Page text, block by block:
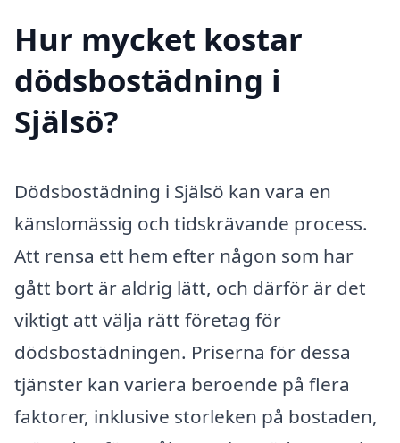
Hur mycket kostar
dödsbostädning i
Själsö?
Dödsbostädning i Själsö kan vara en
känslomässig och tidskrävande process.
Att rensa ett hem efter någon som har
gått bort är aldrig lätt, och därför är det
viktigt att välja rätt företag för
dödsbostädningen. Priserna för dessa
tjänster kan variera beroende på flera
faktorer, inklusive storleken på bostaden,